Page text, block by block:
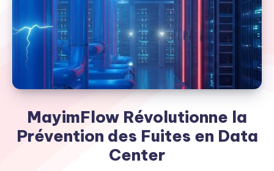
MayimFlow Révolutionne la
Prévention des Fuites en Data
Center